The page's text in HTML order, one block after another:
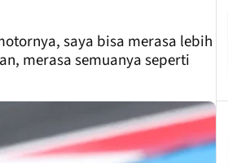
saya bisa merasa lebih
merasa semuanya seperti